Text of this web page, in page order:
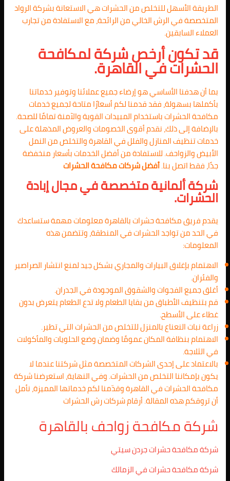
الطريقة الأسهل للتخلص من الحشرات هي الاستعانة بشركة الرواد
المتخصصة في الرش الخالي من الرائحة، مع الاستفادة من تجارب
العملاء السابقين.
قد تكون أرخص شركة لمكافحة
الحشرات في القاهرة.
بما أن هدفنا الأساسي هو إرضاء جميع عملائنا وتوفير خدماتنا
بأكملها بسهولة، فقد قدمنا لكم أسعارًا متاحة لجميع خدمات
مكافحة الحشرات باستخدام المبيدات القوية والآمنة تمامًا للصحة.
بالإضافة إلى ذلك، نقدم أقوى الخصومات والعروض المذهلة على
خدمات تنظيف المنازل والفلل في القاهرة والتخلص من النمل
الأبيض والزواحف. للاستفادة من أفضل الخدمات بأسعار منخفضة
جدًا، فقط اتصل بنا.أفضل شركات مكافحة الحشرات
شركة ألمانية متخصصة في مجال إبادة
الحشرات.
يقدم فريق مكافحة حشرات بالقاهرة معلومات مهمة ستساعدك
في الحد من تواجد الحشرات في المنطقة، وتتضمن هذه
المعلومات:
الاهتمام بإغلاق البيارات والمجاري بشكل جيد لمنع انتشار الصراصير
والفئران.
أغلق جميع الفجوات والشقوق الموجودة في الجدران.
قم بتنظيف الأطباق من بقايا الطعام ولا تدع الطعام يتعرض بدون
غطاء على الأسطح.
زراعة نبات النعناع بالمنزل للتخلص من الحشرات التي تطير.
الاهتمام بنظافة المكان عمومًا وضمان وضع الحلويات والمأكولات
في الثلاجة.
بالاعتماد على إحدى الشركات المتخصصة مثل شركتنا عندما لا
يكون بإمكاننا التخلص من الحشرات. وفي النهاية، استعرضنا شركة
مكافحة الحشرات في القاهرة وقدّمنا لكم خدماتها المميزة، نأمل
أن تروقكم هذه المقالة. أرقام شركات رش الحشرات
شركة مكافحة زواحف بالقاهرة
شركة مكافحة حشرات جردن سيتي
شركة مكافحة حشرات في الزمالك